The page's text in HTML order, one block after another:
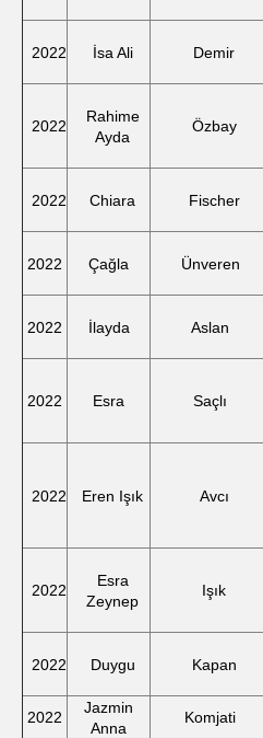
2022 İsa Ali Demir
2022
Rahime
Ayda
Özbay
2022 Chiara Fischer
2022 Çağla Ünveren
2022 İlayda Aslan
2022 Esra Saçlı
2022 Eren Işık Avcı
2022
Esra
Zeynep
Işık
2022 Duygu Kapan
2022
Jazmin
Anna
Komjati